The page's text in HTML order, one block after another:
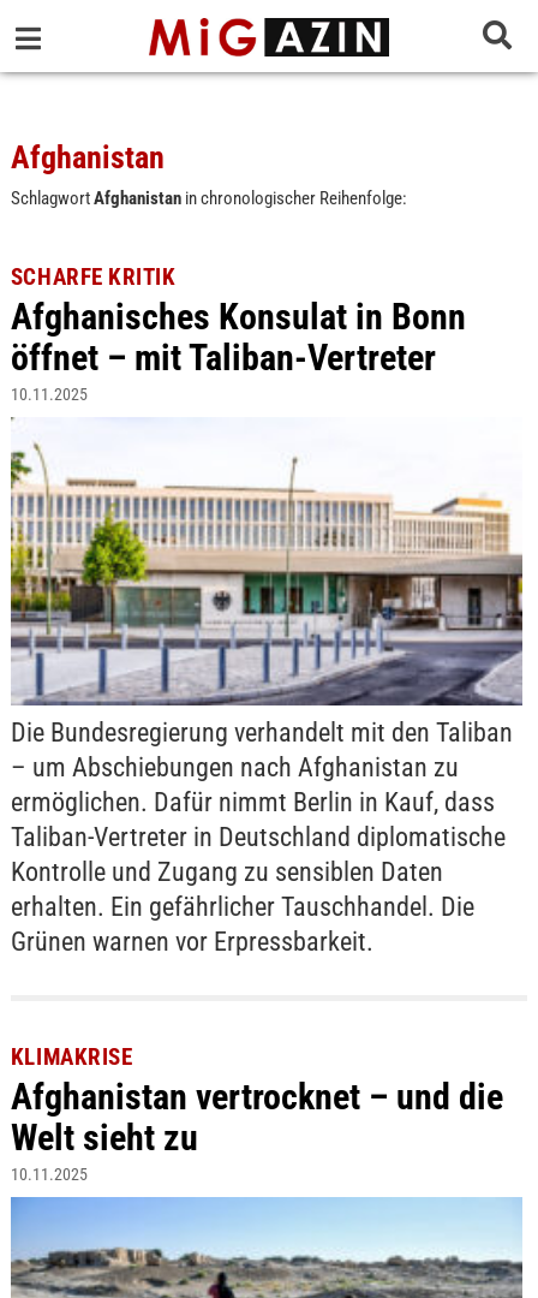
Afghanistan
SchlagwortAfghanistanin chronologischer Reihenfolge:
SCHARFE KRITIK
Afghanisches Konsulat in Bonn
öffnet – mit Taliban-Vertreter
10.11.2025
Die Bundesregierung verhandelt mit den Taliban
– um Abschiebungen nach Afghanistan zu
ermöglichen. Dafür nimmt Berlin in Kauf, dass
Taliban-Vertreter in Deutschland diplomatische
Kontrolle und Zugang zu sensiblen Daten
erhalten. Ein gefährlicher Tauschhandel. Die
Grünen warnen vor Erpressbarkeit.
KLIMAKRISE
Afghanistan vertrocknet – und die
Welt sieht zu
10.11.2025